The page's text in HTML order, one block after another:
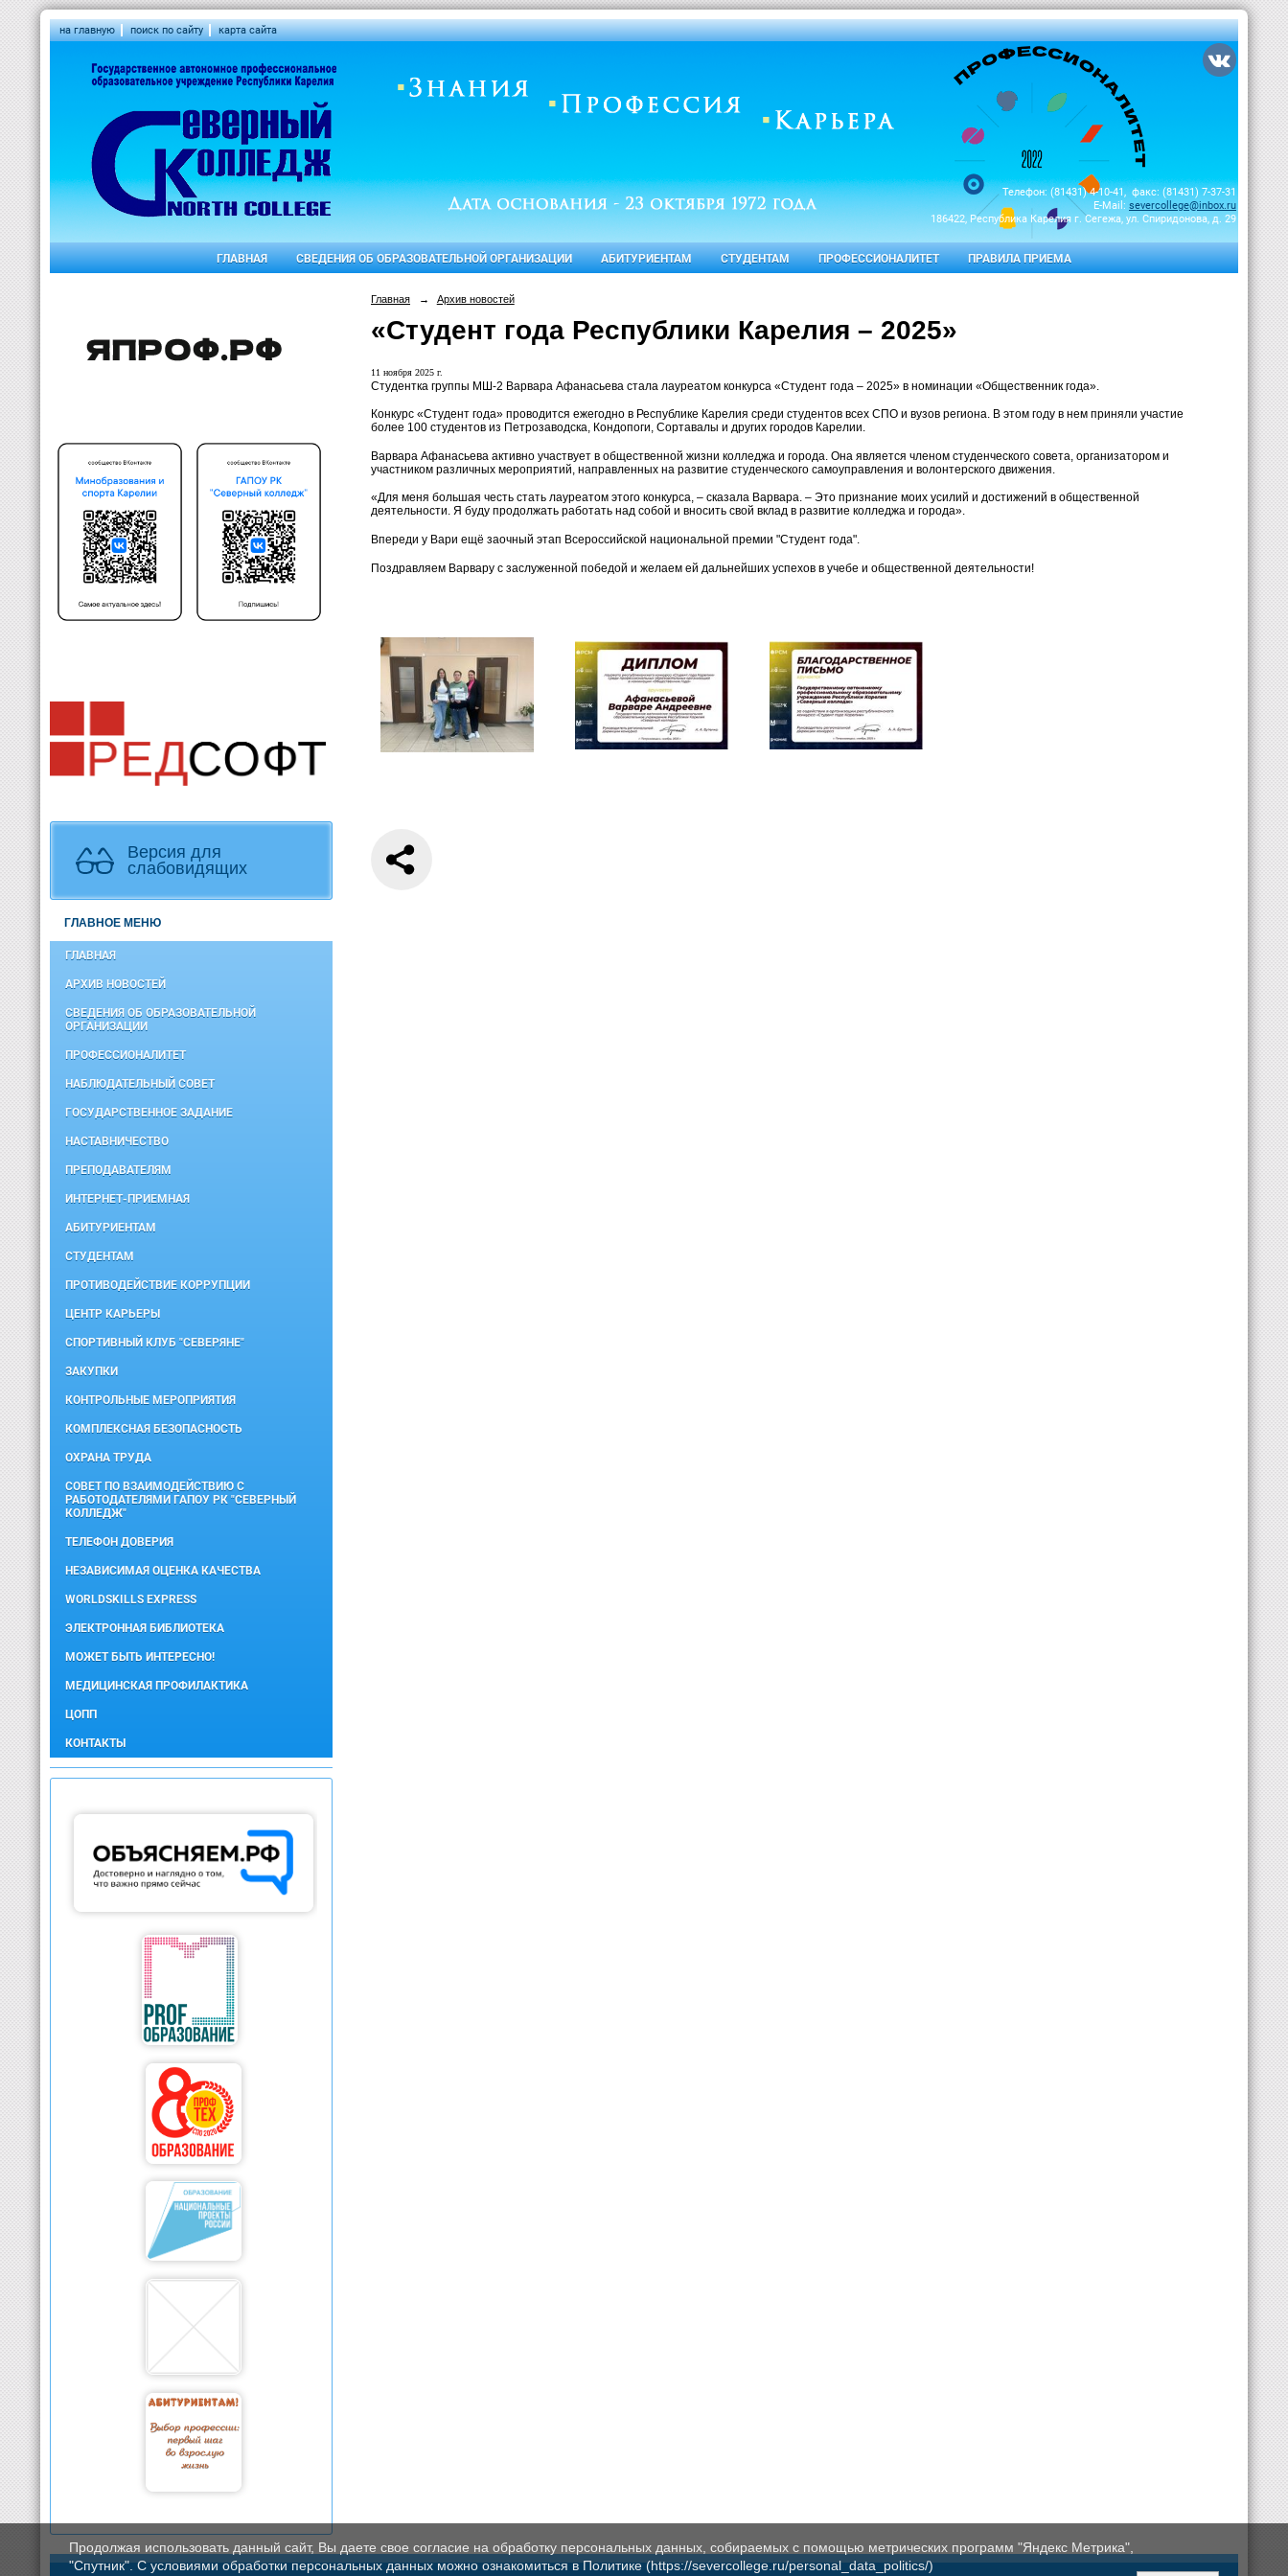
на главную поиск по сайту карта сайта
Телефон: (81431) 4-10-41, факс: (81431) 7-37-31
E-Mail: severcollege@inbox.ru
186422, Республика Карелия г. Сегежа, ул. Спиридонова, д. 29
ГЛАВНАЯ СВЕДЕНИЯ ОБ ОБРАЗОВАТЕЛЬНОЙ ОРГАНИЗАЦИИ АБИТУРИЕНТАМ СТУДЕНТАМ ПРОФЕССИОНАЛИТЕТ ПРАВИЛА ПРИЕМА
Версия для
слабовидящих
ГЛАВНОЕ МЕНЮ
ГЛАВНАЯ
АРХИВ НОВОСТЕЙ
СВЕДЕНИЯ ОБ ОБРАЗОВАТЕЛЬНОЙ
ОРГАНИЗАЦИИ
ПРОФЕССИОНАЛИТЕТ
НАБЛЮДАТЕЛЬНЫЙ СОВЕТ
ГОСУДАРСТВЕННОЕ ЗАДАНИЕ
НАСТАВНИЧЕСТВО
ПРЕПОДАВАТЕЛЯМ
ИНТЕРНЕТ-ПРИЕМНАЯ
АБИТУРИЕНТАМ
СТУДЕНТАМ
ПРОТИВОДЕЙСТВИЕ КОРРУПЦИИ
ЦЕНТР КАРЬЕРЫ
СПОРТИВНЫЙ КЛУБ "СЕВЕРЯНЕ"
ЗАКУПКИ
КОНТРОЛЬНЫЕ МЕРОПРИЯТИЯ
КОМПЛЕКСНАЯ БЕЗОПАСНОСТЬ
ОХРАНА ТРУДА
СОВЕТ ПО ВЗАИМОДЕЙСТВИЮ С
РАБОТОДАТЕЛЯМИ ГАПОУ РК "СЕВЕРНЫЙ
КОЛЛЕДЖ"
ТЕЛЕФОН ДОВЕРИЯ
НЕЗАВИСИМАЯ ОЦЕНКА КАЧЕСТВА
WORLDSKILLS EXPRESS
ЭЛЕКТРОННАЯ БИБЛИОТЕКА
МОЖЕТ БЫТЬ ИНТЕРЕСНО!
МЕДИЦИНСКАЯ ПРОФИЛАКТИКА
ЦОПП
КОНТАКТЫ
Главная → Архив новостей
«Студент года Республики Карелия – 2025»
11 ноября 2025 г.
Студентка группы МШ-2 Варвара Афанасьева стала лауреатом конкурса «Студент года – 2025» в номинации «Общественник года».
Конкурс «Студент года» проводится ежегодно в Республике Карелия среди студентов всех СПО и вузов региона. В этом году в нем приняли участие
более 100 студентов из Петрозаводска, Кондопоги, Сортавалы и других городов Карелии.
Варвара Афанасьева активно участвует в общественной жизни колледжа и города. Она является членом студенческого совета, организатором и
участником различных мероприятий, направленных на развитие студенческого самоуправления и волонтерского движения.
«Для меня большая честь стать лауреатом этого конкурса, – сказала Варвара. – Это признание моих усилий и достижений в общественной
деятельности. Я буду продолжать работать над собой и вносить свой вклад в развитие колледжа и города».
Впереди у Вари ещё заочный этап Всероссийской национальной премии "Студент года".
Поздравляем Варвару с заслуженной победой и желаем ей дальнейших успехов в учебе и общественной деятельности!
Продолжая использовать данный сайт, Вы даете свое согласие на обработку персональных данных, собираемых с помощью метрических программ "Яндекс Метрика",
"Спутник". С условиями обработки персональных данных можно ознакомиться в Политике (https://severcollege.ru/personal_data_politics/)